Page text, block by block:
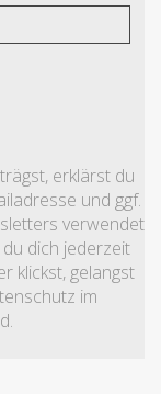
erklärst du
und ggf.
verwendet
dich jederzeit
klickst, gelangst
im